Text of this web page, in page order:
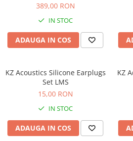
Masini de fum si ceata
Mixere DMX
Moving Head-uri
Proiectoare
Scene şi Ring-uri de Dans
Stative si schela lumini
Instrumente Muzicale
Chitare si bass
Claviaturi
389,00 RON
IN STOC
ADAUGA IN COS
KZ Acoustics Silicone Earplugs
Set LMS
15,00 RON
IN STOC
ADAUGA IN COS
KZ